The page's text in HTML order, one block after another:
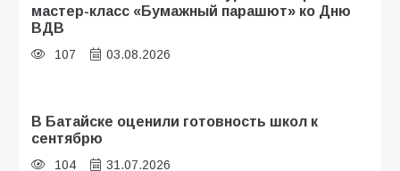
мастер-класс «Бумажный парашют» ко Дню
ВДВ
107 03.08.2026
В Батайске оценили готовность школ к
сентябрю
104 31.07.2026